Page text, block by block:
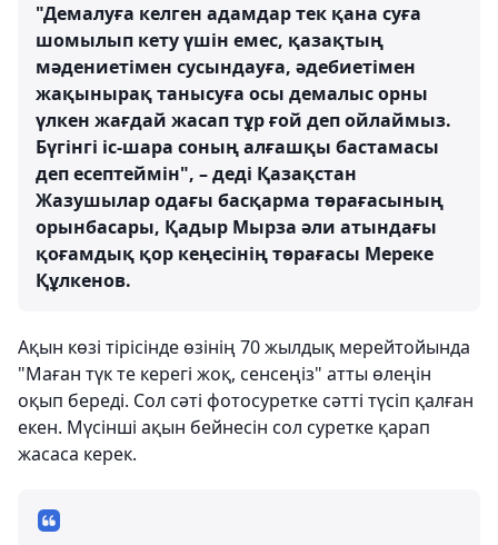
"Демалуға келген адамдар тек қана суға
шомылып кету үшін емес, қазақтың
мәдениетімен сусындауға, әдебиетімен
жақынырақ танысуға осы демалыс орны
үлкен жағдай жасап тұр ғой деп ойлаймыз.
Бүгінгі іс-шара соның алғашқы бастамасы
деп есептеймін", – деді Қазақстан
Жазушылар одағы басқарма төрағасының
орынбасары, Қадыр Мырза әли атындағы
қоғамдық қор кеңесінің төрағасы Мереке
Құлкенов.
Ақын көзі тірісінде өзінің 70 жылдық мерейтойында
"Маған түк те керегі жоқ, сенсеңіз" атты өлеңін
оқып береді. Сол сәті фотосуретке сәтті түсіп қалған
екен. Мүсінші ақын бейнесін сол суретке қарап
жасаса керек.